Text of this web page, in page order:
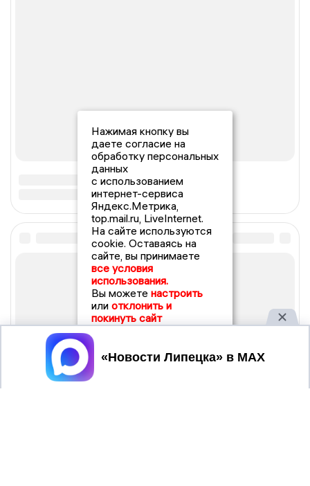
Нажимая кнопку вы
даете согласие на
обработку персональных
данных
с использованием
интернет-сервиса
Яндекс.Метрика,
top.mail.ru, LiveInternet.
На сайте используются
cookie. Оставаясь на
сайте, вы принимаете
все условия
использования.
Вы можете настроить
или отклонить и
покинуть сайт
Принять